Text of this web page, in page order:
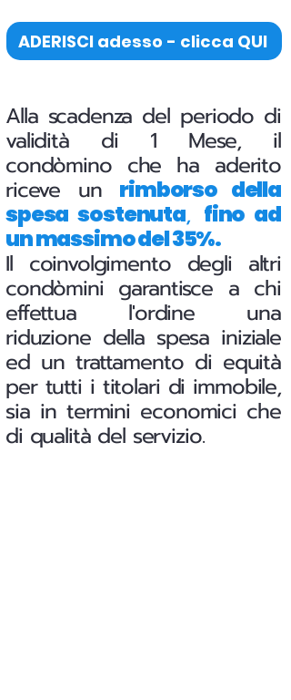
ADERISCI adesso - clicca QUI
Alla scadenza del periodo di
validità di 1 Mese, il
condòmino che ha aderito
riceve un rimborso della
spesa sostenuta, fino ad
un massimo del 35%.
Il coinvolgimento degli altri
condòmini garantisce a chi
effettua l'ordine una
riduzione della spesa iniziale
ed un trattamento di equità
per tutti i titolari di immobile,
sia in termini economici che
di qualità del servizio.